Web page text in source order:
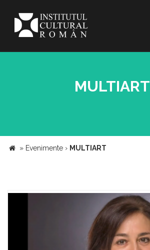
MULTIART
» Evenimente › MULTIART